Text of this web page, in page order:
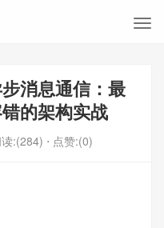
消息通信：最
的架构实战
读:(284) ⋅ 点赞:(0)